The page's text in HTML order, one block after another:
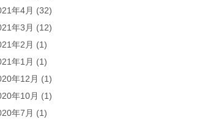
年4月 (32)
年3月 (12)
年2月 (1)
年1月 (1)
年12月 (1)
年10月 (1)
年7月 (1)